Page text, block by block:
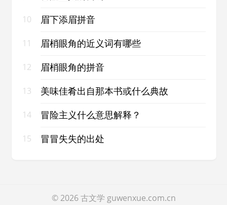
10 眉下添眉拼音
11 眉梢眼角的近义词有哪些
12 眉梢眼角的拼音
13 美味佳肴出自那本书或什么典故
14 冒险主义什么意思解释？
15 冒冒失失的出处
© 2026古文学 guwenxue.com.cn